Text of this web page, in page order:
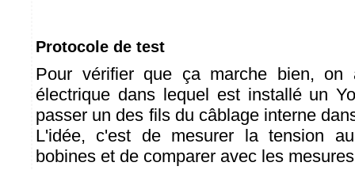
Protocole de test
Pour vérifier que ça marche bien, on
électrique dans lequel est installé un
passer un des fils du câblage interne
L'idée, c'est de mesurer la tension
bobines et de comparer avec les